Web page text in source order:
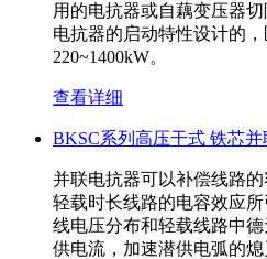
用的电抗器或自藕变压器
电抗器的启动特性设计的
220~1400kW。
查看详细
BKSC系列高压干式 铁芯并
并联电抗器可以补偿线路
轻载时长线路的电容效应
线电压分布和轻载线路中
供电流，加速潜供电弧的